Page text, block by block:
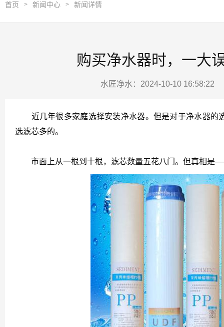
首页 > 新闻中心 > 新闻详情
购买净水器时，一大
水匠净水：2024-10-10 16:58:22
近几年很多家庭选择安装净水器。但是对于净水器的
选滤芯多的。
市面上从一根到十根，滤芯数量五花八门。但真相是